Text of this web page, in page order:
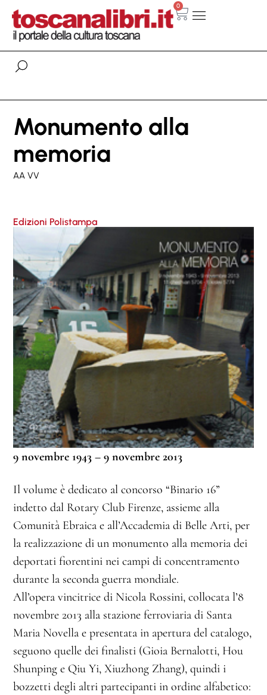
0
Monumento alla
memoria
AA VV
Edizioni Polistampa
9 novembre 1943 – 9 novembre 2013
Il volume è dedicato al concorso “Binario 16”
indetto dal Rotary Club Firenze, assieme alla
Comunità Ebraica e all’Accademia di Belle Arti, per
la realizzazione di un monumento alla memoria dei
deportati fiorentini nei campi di concentramento
durante la seconda guerra mondiale.
All’opera vincitrice di Nicola Rossini, collocata l’8
novembre 2013 alla stazione ferroviaria di Santa
Maria Novella e presentata in apertura del catalogo,
seguono quelle dei finalisti (Gioia Bernalotti, Hou
Shunping e Qiu Yi, Xiuzhong Zhang), quindi i
bozzetti degli altri partecipanti in ordine alfabetico: